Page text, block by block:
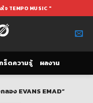
จ TEMPO MUSIC "
ร็ดความรู้ ผลงาน
อง EVANS EMAD”